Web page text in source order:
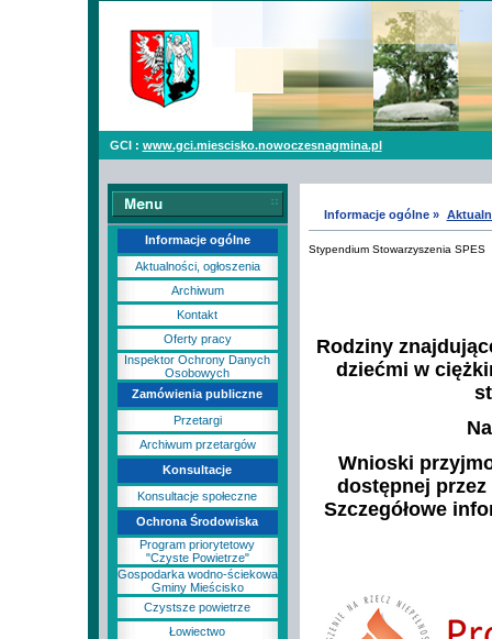
GCI : www.gci.miescisko.nowoczesnagmina.pl
Informacje ogólne
Aktualności, ogłoszenia
Archiwum
Kontakt
Oferty pracy
Inspektor Ochrony Danych
Osobowych
Zamówienia publiczne
Przetargi
Archiwum przetargów
Konsultacje
Konsultacje społeczne
Ochrona Środowiska
Program priorytetowy
"Czyste Powietrze"
Gospodarka wodno-ściekowa
Gminy Mieścisko
Czystsze powietrze
Łowiectwo
Informacje ogólne »
Stypendium Stowarzyszenia SPES
Rodziny
dziećmi w
Wnioski
dostępnej
Szczegółowe